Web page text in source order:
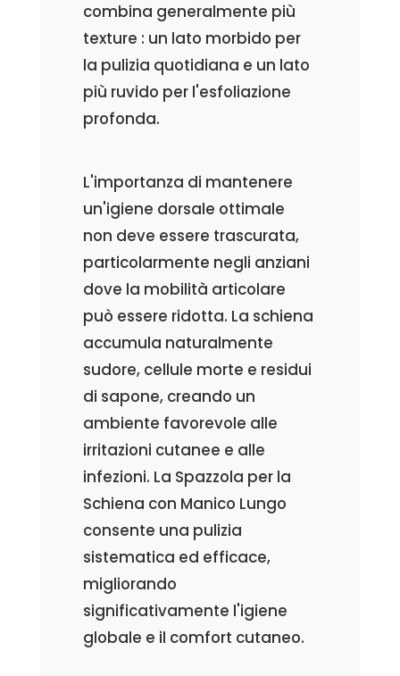
combina generalmente più
texture : un lato morbido per
la pulizia quotidiana e un lato
più ruvido per l'esfoliazione
profonda.
L'importanza di mantenere
un'igiene dorsale ottimale
non deve essere trascurata,
particolarmente negli anziani
dove la mobilità articolare
può essere ridotta. La schiena
accumula naturalmente
sudore, cellule morte e residui
di sapone, creando un
ambiente favorevole alle
irritazioni cutanee e alle
infezioni. La Spazzola per la
Schiena con Manico Lungo
consente una pulizia
sistematica ed efficace,
migliorando
significativamente l'igiene
globale e il comfort cutaneo.